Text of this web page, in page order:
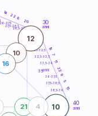
30
anni
40
anni
26-27,5
27,5-28,5
28,5-29
31-32,5
32,5-33,5
33,5-34
36-37,5
37,5-38,5
38,5-39
14
228
20
19
7
11
22
9
5
15
10
12
21 4
10
16
35anni